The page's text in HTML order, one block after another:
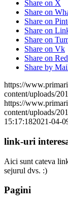
Share on X
Share on
Share on
Share on
Share on
Share on Vk
Share on
Share by
https://
content/uploads/
https://
content/uploads/
15:17:182021-04-
link-uri
Aici sunt cateva
sejurul dvs. :)
Pagini